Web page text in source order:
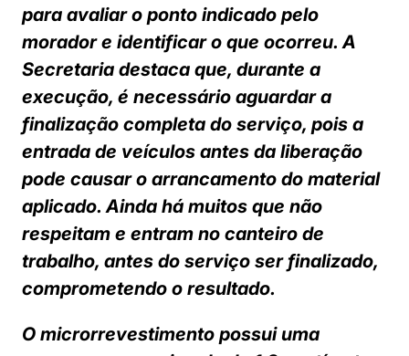
para avaliar o ponto indicado pelo
morador e identificar o que ocorreu. A
Secretaria destaca que, durante a
execução, é necessário aguardar a
finalização completa do serviço, pois a
entrada de veículos antes da liberação
pode causar o arrancamento do material
aplicado. Ainda há muitos que não
respeitam e entram no canteiro de
trabalho, antes do serviço ser finalizado,
comprometendo o resultado.
O microrrevestimento possui uma